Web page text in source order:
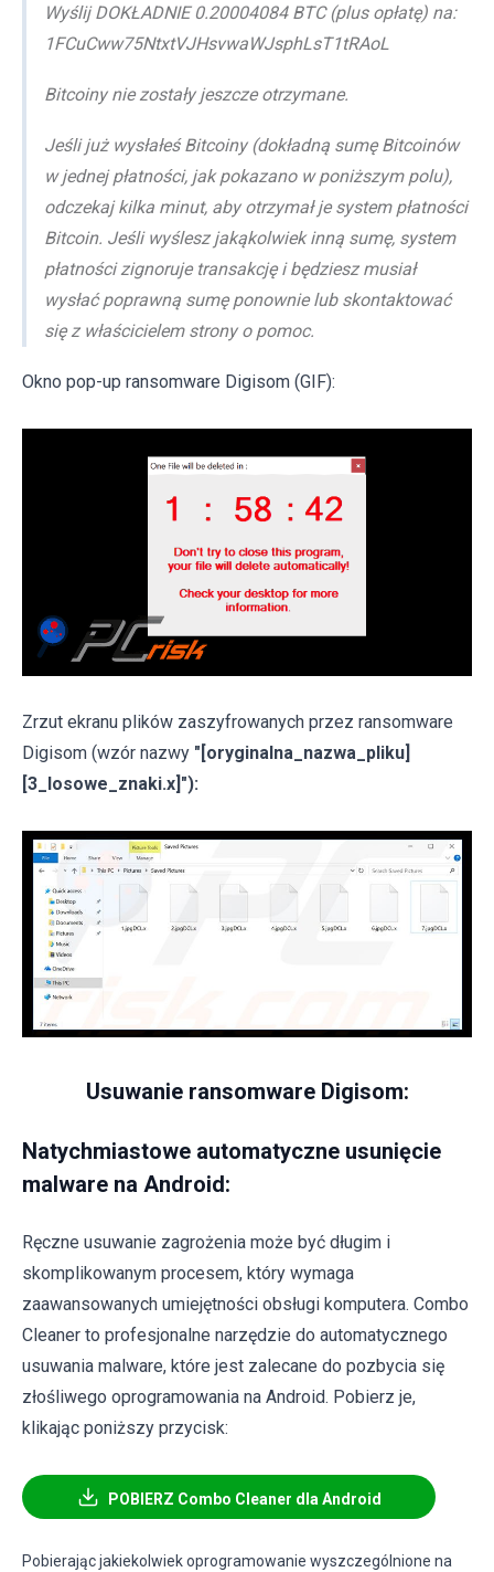
Wyślij DOKŁADNIE 0.20004084 BTC (plus opłatę) na:
1FCuCww75NtxtVJHsvwaWJsphLsT1tRAoL
Bitcoiny nie zostały jeszcze otrzymane.
Jeśli już wysłałeś Bitcoiny (dokładną sumę Bitcoinów
w jednej płatności, jak pokazano w poniższym polu),
odczekaj kilka minut, aby otrzymał je system płatności
Bitcoin. Jeśli wyślesz jakąkolwiek inną sumę, system
płatności zignoruje transakcję i będziesz musiał
wysłać poprawną sumę ponownie lub skontaktować
się z właścicielem strony o pomoc.
Okno pop-up ransomware Digisom (GIF):
Zrzut ekranu plików zaszyfrowanych przez ransomware
Digisom (wzór nazwy "[oryginalna_nazwa_pliku]
[3_losowe_znaki.x]"):
Usuwanie ransomware Digisom:
Natychmiastowe automatyczne usunięcie
malware na Android:
Ręczne usuwanie zagrożenia może być długim i
skomplikowanym procesem, który wymaga
zaawansowanych umiejętności obsługi komputera. Combo
Cleaner to profesjonalne narzędzie do automatycznego
usuwania malware, które jest zalecane do pozbycia się
złośliwego oprogramowania na Android. Pobierz je,
klikając poniższy przycisk:
POBIERZ Combo Cleaner dla Android
Pobierając jakiekolwiek oprogramowanie wyszczególnione na